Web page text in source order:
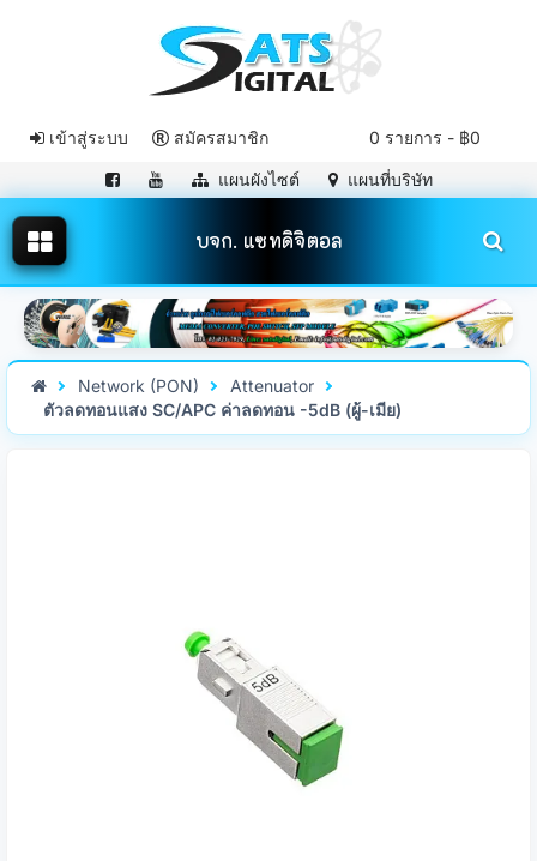
0 รายการ - ฿0
เข้าสู่ระบบ สมัครสมาชิก
แผนผังไซต์ แผนที่บริษัท
บจก. แซทดิจิตอล
Network (PON)
Attenuator
ตัวลดทอนแสง SC/APC ค่าลดทอน -5dB (ผู้-เมีย)